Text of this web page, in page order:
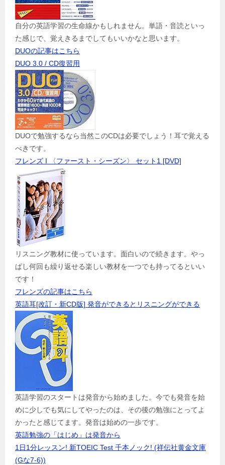
自分の英語学習の生命線かもしれません。単語・音読といっ
た感じで、覚えきるまでしてもいいかなと思います。
DUOの記事はこちら
DUO 3.0 / CD復習用
DUOで勉強するなら当然このCDは必要でしょう！耳で覚える
べきです。
フレンズ I 〈ファースト・シーズン〉 セット1 [DVD]
リスニング教材に使っています。面白いので続きます。やっ
ぱし何回も繰り返せる楽しい教材を一つでも持ってるといい
です！
フレンズの記事はこちら
英語耳[改訂・新CD版] 発音ができるとリスニングができる
英語学習のスタートは発音から始めました。今でも発音を始
めに少しでも気にしてやったのは、その後の勉強にとってよ
かったと感じてます。発音は始めの一歩です。
英語勉強の「はじめ」は発音から
1日1分レッスン! 新TOEIC Test 千本ノック! (祥伝社黄金文庫
(Gな7-6))